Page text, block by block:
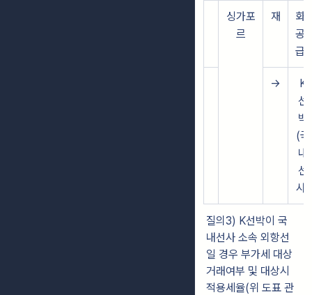
싱가포
르
재
화
공
급
→
K
선
박
(국
내
선
사)
질의3) K선박이 국
내선사 소속 외항선
일 경우 부가세 대상
거래여부 및 대상시
적용세율(위 도표 관